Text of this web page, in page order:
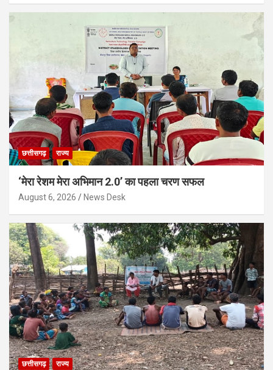
छत्तीसगढ़ राज्य
‘मेरा रेशम मेरा अभिमान 2.0’ का पहला चरण सफल
August 6, 2026 News Desk
छत्तीसगढ़ राज्य